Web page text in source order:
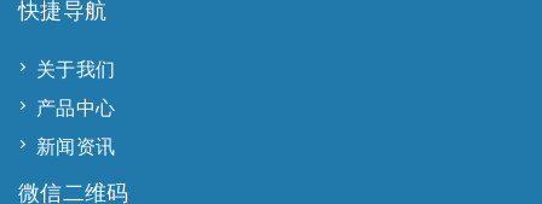
快捷导航
关于我们
产品中心
新闻资讯
微信二维码